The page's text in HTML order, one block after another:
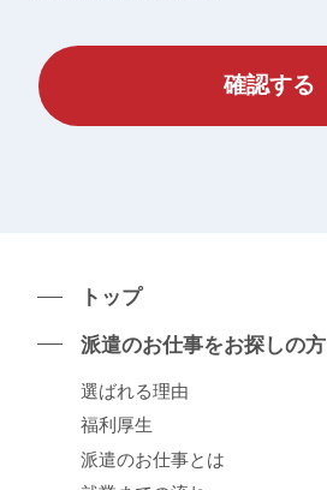
確認する
トップ
派遣のお仕事をお探しの⽅
選ばれる理由
福利厚生
派遣のお仕事とは